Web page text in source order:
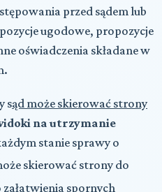
przed sądem lub
ugodowe, propozycje
oświadczenia składane w
sąd może skierować strony
na utrzymanie
stanie sprawy o
skierować strony do
spornych